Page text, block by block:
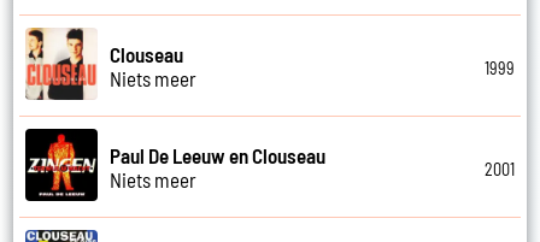
Clouseau
Niets meer
1999
Paul De Leeuw en Clouseau
Niets meer
2001